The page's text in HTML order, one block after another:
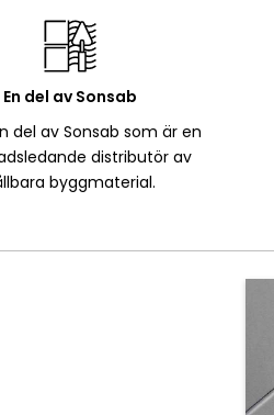
En del av Sonsab
del av Sonsab som är en
distributör av
byggmaterial.